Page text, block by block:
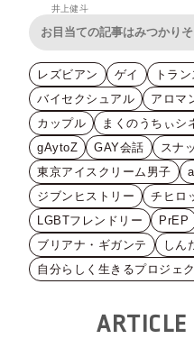
井上健斗
レズビアン ゲイ
トラ
バイセクシュアル
アロマ
カップル
まくのうちぃシ
gAytoZ
GAY会話 スナ
東京アイスクリーム男子
ジブンヒストリー
チヒロ
LGBTフレンドリー
PrEP
ブリアナ・ギガンテ
しん
自分らしく生きるプロジェ
ARTICLE